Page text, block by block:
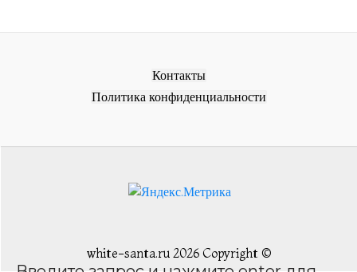
Контакты
Политика конфиденциальности
white-santa.ru 2026 Copyright ©